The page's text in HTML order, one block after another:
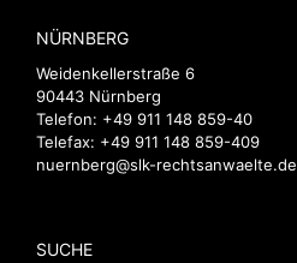
NÜRNBERG
Weidenkellerstraße 6
90443 Nürnberg
Telefon: +49 911 148 859-40
Telefax: +49 911 148 859-409
nuernberg@slk-rechtsanwaelte.de
SUCHE